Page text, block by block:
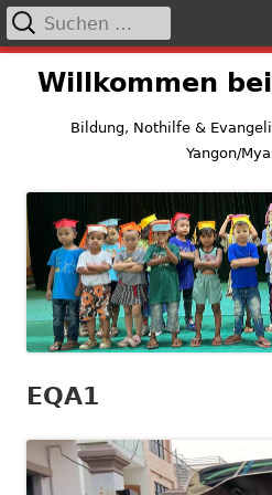
Springe
Willkommen
Bildung, Nothilfe &
Yangon/
Primäres
Menü
Suchen
nach:
EQA1